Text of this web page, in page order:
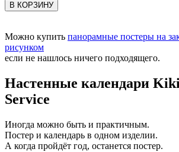
В КОРЗИНУ
Можно купить панорамные постеры на
рисунком
если не нашлось ничего подходящего.
Настенные календари
Service
Иногда можно быть и практичным.
Постер и календарь в одном изделии.
А когда пройдёт год, останется постер.